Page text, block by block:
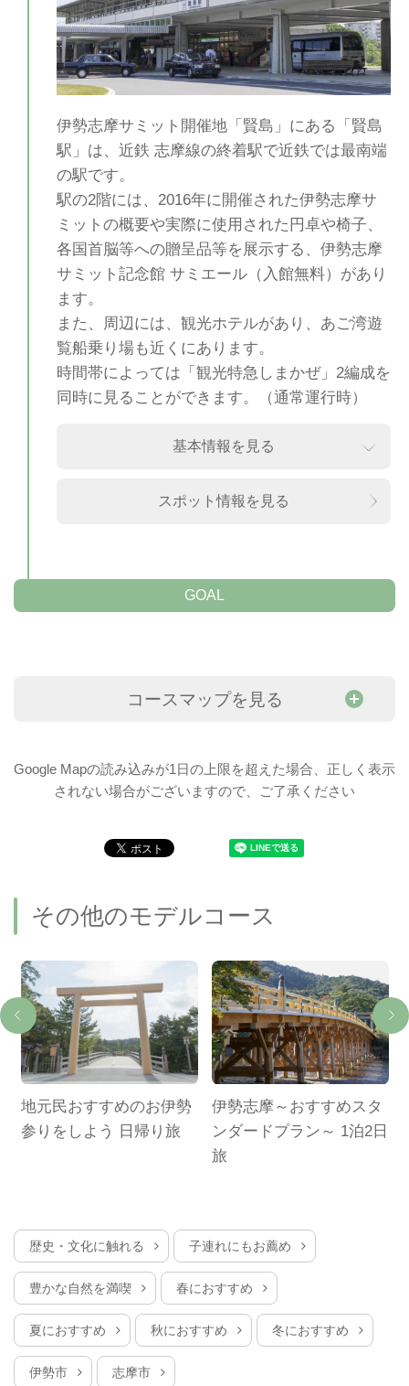
伊勢志摩サミット開催地「賢島」にある「賢島
駅」は、近鉄 志摩線の終着駅で近鉄では最南端
の駅です。
駅の2階には、2016年に開催された伊勢志摩サ
ミットの概要や実際に使用された円卓や椅子、
各国首脳等への贈呈品等を展示する、 伊勢志摩
サミット記念館 サミエール （入館無料）があり
ます。
また、周辺には、観光ホテルがあり、あご湾遊
覧船乗り場も近くにあります。
時間帯によっては「観光特急しまかぜ」2編成を
同時に見ることができます。（通常運行時）
基本情報を見る
スポット情報を見る
GOAL
コースマップを見る
Google Mapの読み込みが1日の上限を超えた場合、正しく表示
されない場合がございますので、ご了承ください
その他のモデルコース
地元民おすすめのお伊勢
参りをしよう 日帰り旅
伊勢志摩～おすすめスタ
ンダードプラン～ 1泊2日
旅
歴史・文化に触れる 子連れにもお薦め
豊かな自然を満喫 春におすすめ
夏におすすめ 秋におすすめ 冬におすすめ
伊勢市 志摩市